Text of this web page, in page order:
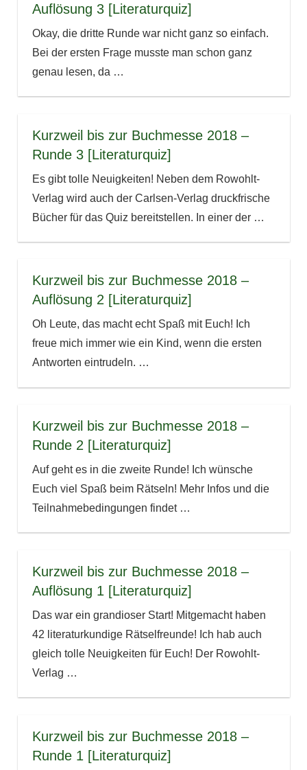
Auflösung 3 [Literaturquiz]
Okay, die dritte Runde war nicht ganz so einfach.
Bei der ersten Frage musste man schon ganz
genau lesen, da …
Kurzweil bis zur Buchmesse 2018 –
Runde 3 [Literaturquiz]
Es gibt tolle Neuigkeiten! Neben dem Rowohlt-
Verlag wird auch der Carlsen-Verlag druckfrische
Bücher für das Quiz bereitstellen. In einer der …
Kurzweil bis zur Buchmesse 2018 –
Auflösung 2 [Literaturquiz]
Oh Leute, das macht echt Spaß mit Euch! Ich
freue mich immer wie ein Kind, wenn die ersten
Antworten eintrudeln. …
Kurzweil bis zur Buchmesse 2018 –
Runde 2 [Literaturquiz]
Auf geht es in die zweite Runde! Ich wünsche
Euch viel Spaß beim Rätseln! Mehr Infos und die
Teilnahmebedingungen findet …
Kurzweil bis zur Buchmesse 2018 –
Auflösung 1 [Literaturquiz]
Das war ein grandioser Start! Mitgemacht haben
42 literaturkundige Rätselfreunde! Ich hab auch
gleich tolle Neuigkeiten für Euch! Der Rowohlt-
Verlag …
Kurzweil bis zur Buchmesse 2018 –
Runde 1 [Literaturquiz]